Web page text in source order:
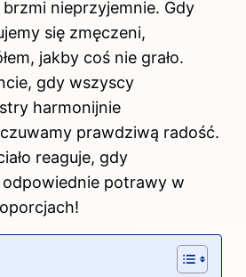
brzmi nieprzyjemnie. Gdy
się zmęczeni,
jakby coś nie grało.
gdy wszyscy
harmonijnie
prawdziwą radość.
reaguje, gdy
potrawy w